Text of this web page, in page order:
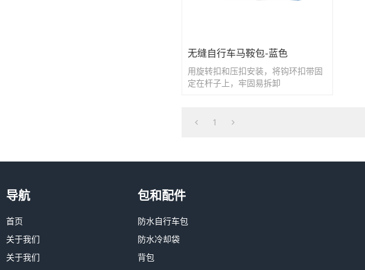
无缝自行车马鞍包-蓝色
用旋转扣和压扣安装，将钩环扣带固
定在杆子上，牢固易拆卸
1
导航
首页
关于我们
关于我们
包和配件
防水自行车包
防水冷却袋
背包